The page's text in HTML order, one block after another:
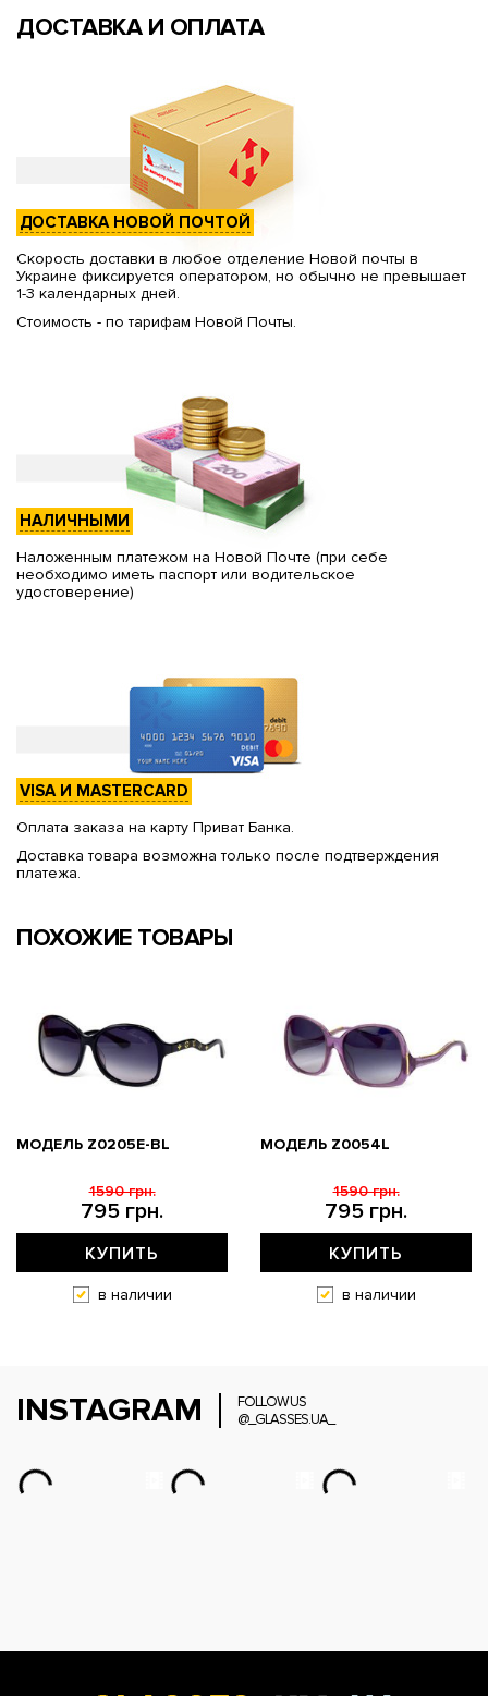
ДОСТАВКА И ОПЛАТА
ДОСТАВКА НОВОЙ ПОЧТОЙ
Скорость доставки в любое отделение Новой почты в
Украине фиксируется оператором, но обычно не превышает
1-3 календарных дней.
Стоимость - по тарифам Новой Почты.
НАЛИЧНЫМИ
Наложенным платежом на Новой Почте (при себе
необходимо иметь паспорт или водительское
удостоверение)
VISA И MASTERCARD
Оплата заказа на карту Приват Банка.
Доставка товара возможна только после подтверждения
платежа.
ПОХОЖИЕ ТОВАРЫ
МОДЕЛЬ Z0205E-BL
795 грн.
1590 грн.
КУПИТЬ
в наличии
МОДЕЛЬ Z0054L
795 грн.
1590 грн.
КУПИТЬ
в наличии
INSTAGRAM
FOLLOW US
@_GLASSES.UA_